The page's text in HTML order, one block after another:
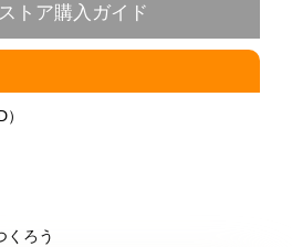
トア購入ガイド
くろう